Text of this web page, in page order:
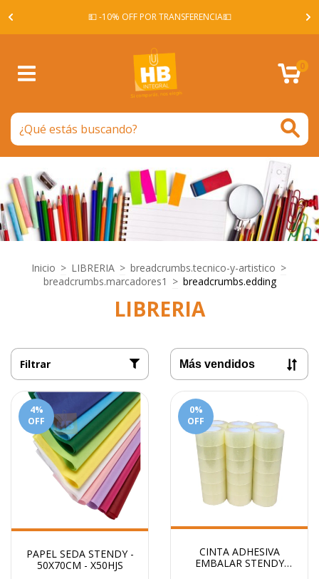
💵 -10% OFF POR TRANSFERENCIA💵
0
Inicio > LIBRERIA > breadcrumbs.tecnico-y-artistico >
breadcrumbs.marcadores1 > breadcrumbs.edding
LIBRERIA
Filtrar
4%
OFF
PAPEL SEDA STENDY -
50X70CM - X50HJS
0%
OFF
CINTA ADHESIVA
EMBALAR STENDY